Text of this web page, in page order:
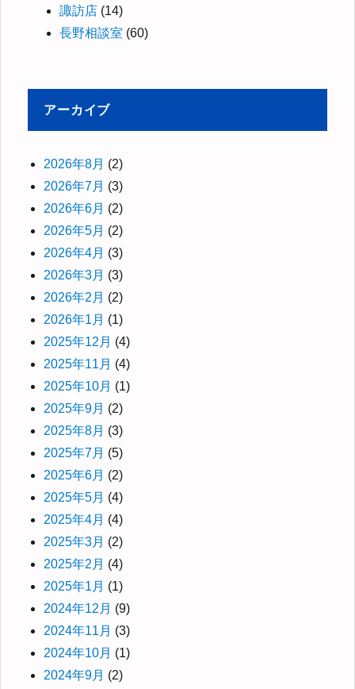
諏訪店 (14)
長野相談室 (60)
アーカイブ
2026年8月 (2)
2026年7月 (3)
2026年6月 (2)
2026年5月 (2)
2026年4月 (3)
2026年3月 (3)
2026年2月 (2)
2026年1月 (1)
2025年12月 (4)
2025年11月 (4)
2025年10月 (1)
2025年9月 (2)
2025年8月 (3)
2025年7月 (5)
2025年6月 (2)
2025年5月 (4)
2025年4月 (4)
2025年3月 (2)
2025年2月 (4)
2025年1月 (1)
2024年12月 (9)
2024年11月 (3)
2024年10月 (1)
2024年9月 (2)